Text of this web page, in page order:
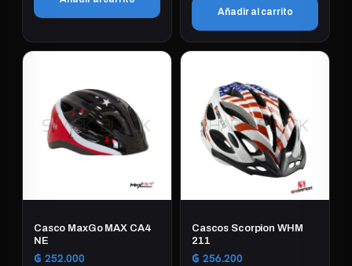
Añadir al carrito
Casco MaxGo MAX CA4
NE
₲ 252.000
Cascos Scorpion WHM
211
₲ 256.200